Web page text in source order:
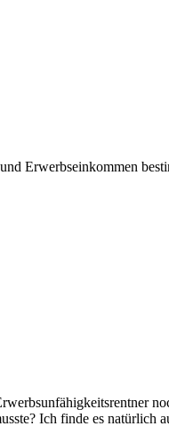
Erwerbseinkommen
Ich finde es natürlich